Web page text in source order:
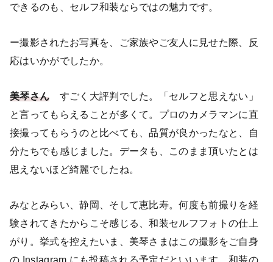
できるのも、セルフ和装ならではの魅力です。
ー撮影されたお写真を、ご家族やご友人に見せた際、反
応はいかがでしたか。
美琴さん すごく大評判でした。「セルフと思えない」
と言ってもらえることが多くて。プロのカメラマンに直
接撮ってもらうのと比べても、品質が良かったなと、自
分たちでも感じました。データも、このまま頂いたとは
思えないほど綺麗でしたね。
みなとみらい、静岡、そして恵比寿。何度も前撮りを経
験されてきたからこそ感じる、和装セルフフォトの仕上
がり。挙式を控えたいま、美琴さまはこの撮影をご自身
の Instagram にも投稿される予定だといいます。和装の